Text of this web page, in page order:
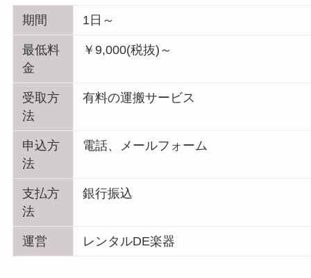
期間 1日～
最低料
金
￥9,000(税抜)～
受取方
法
有料の運搬サービス
申込方
法
電話、メールフォーム
支払方
法
銀行振込
運営 レンタルDE楽器